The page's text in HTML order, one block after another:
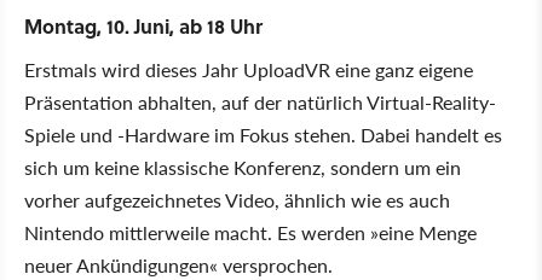
Montag, 10. Juni, ab 18 Uhr
Erstmals wird dieses Jahr UploadVR eine ganz eigene
Präsentation abhalten, auf der natürlich Virtual-Reality-
Spiele und -Hardware im Fokus stehen. Dabei handelt es
sich um keine klassische Konferenz, sondern um ein
vorher aufgezeichnetes Video, ähnlich wie es auch
Nintendo mittlerweile macht. Es werden »eine Menge
neuer Ankündigungen« versprochen.